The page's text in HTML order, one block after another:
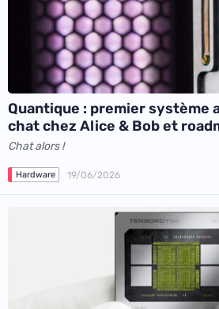
Quantique : premier système
chat chez Alice & Bob et
Chat alors !
Hardware 19/06/2026